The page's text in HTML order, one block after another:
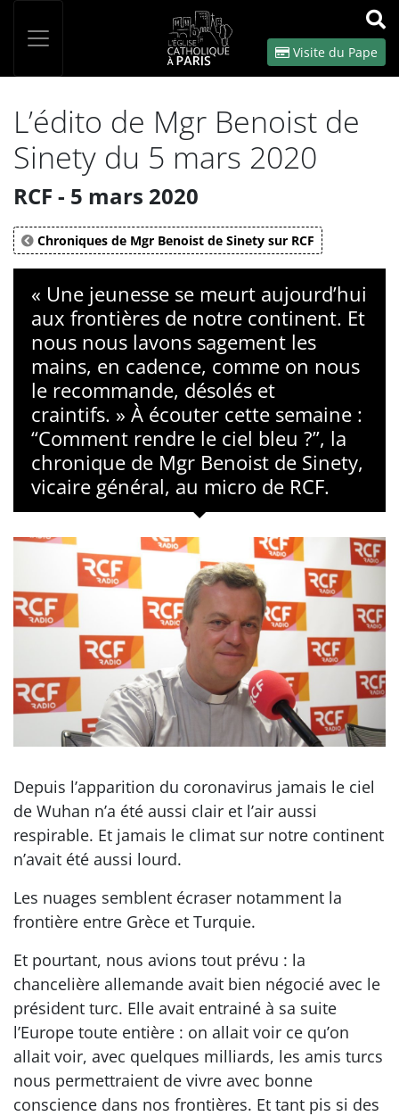
OK
Visite du Pape
L’édito de Mgr Benoist de
Sinety du 5 mars 2020
RCF - 5 mars 2020
Chroniques de Mgr Benoist de Sinety sur RCF
« Une jeunesse se meurt aujourd’hui
aux frontières de notre continent. Et
nous nous lavons sagement les
mains, en cadence, comme on nous
le recommande, désolés et
craintifs. » À écouter cette semaine :
“Comment rendre le ciel bleu ?”, la
chronique de Mgr Benoist de Sinety,
vicaire général, au micro de RCF.
Depuis l’apparition du coronavirus jamais le ciel
de Wuhan n’a été aussi clair et l’air aussi
respirable. Et jamais le climat sur notre continent
n’avait été aussi lourd.
Les nuages semblent écraser notamment la
frontière entre Grèce et Turquie.
Et pourtant, nous avions tout prévu : la
chancelière allemande avait bien négocié avec le
président turc. Elle avait entrainé à sa suite
l’Europe toute entière : on allait voir ce qu’on
allait voir, avec quelques milliards, les amis turcs
nous permettraient de vivre avec bonne
conscience dans nos frontières. Et tant pis si des
Panneau de gestion des cookies